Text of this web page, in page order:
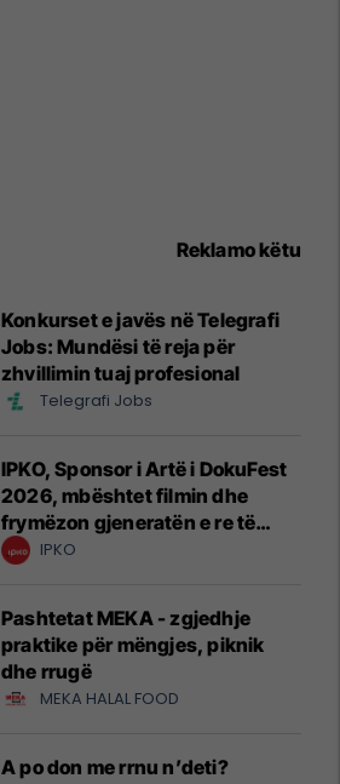
Reklamo këtu
Konkurset e javës në Telegrafi
Jobs: Mundësi të reja për
zhvillimin tuaj profesional
Telegrafi Jobs
IPKO, Sponsor i Artë i DokuFest
2026, mbështet filmin dhe
frymëzon gjeneratën e re të
krijuesve
IPKO
Pashtetat MEKA - zgjedhje
praktike për mëngjes, piknik
dhe rrugë
MEKA HALAL FOOD
A po don me rrnu n’deti?